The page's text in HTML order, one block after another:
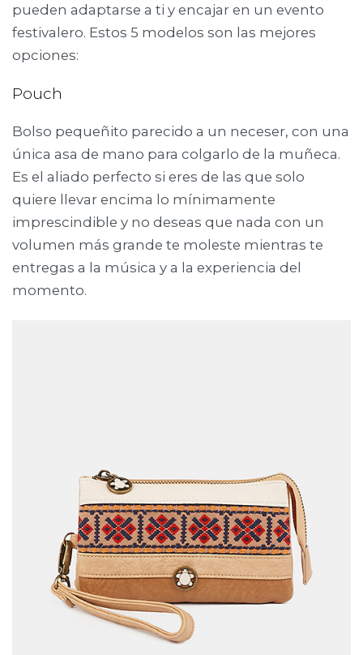
pueden adaptarse a ti y encajar en un evento
festivalero. Estos 5 modelos son las mejores
opciones:
Pouch
Bolso pequeñito parecido a un neceser, con una
única asa de mano para colgarlo de la muñeca.
Es el aliado perfecto si eres de las que solo
quiere llevar encima lo mínimamente
imprescindible y no deseas que nada con un
volumen más grande te moleste mientras te
entregas a la música y a la experiencia del
momento.